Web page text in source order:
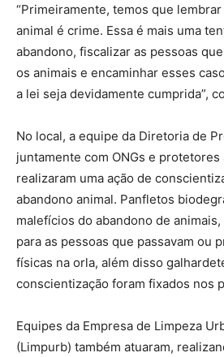
“Primeiramente, temos que
animal é crime. Essa é mais uma
abandono, fiscalizar as pessoas
os animais e encaminhar esses
a lei seja devidamente cumprida”,
No local, a equipe da Diretoria de
juntamente com ONGs e
realizaram uma ação de
abandono animal. Panfletos
malefícios do abandono de
para as pessoas que passavam ou
físicas na orla, além disso
conscientização foram fixados nos
Equipes da Empresa de Limpeza
(Limpurb) também atuaram,